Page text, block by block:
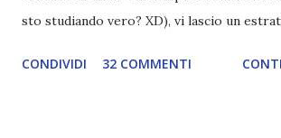
sto studiando vero? XD), vi lascio un
costante nelle rubriche. Odiavo lo sport.
CONDIVIDI 32 COMMENTI